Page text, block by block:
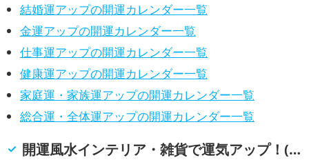
結婚運アップの開運カレンダー一覧
金運アップの開運カレンダー一覧
仕事運アップの開運カレンダー一覧
健康運アップの開運カレンダー一覧
家庭運・家族運アップの開運カレンダー一覧
総合運・全体運アップの開運カレンダー一覧
開運風水インテリア・雑貨で運気アップ！(恋愛運, 結婚運, 金運, 仕事運, 健康運, 家庭運・家族運, 総合運・全体運)